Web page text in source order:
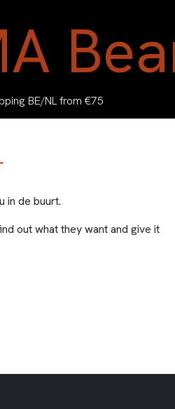
BE/NL from €75
in de buurt.
out what they want and give it